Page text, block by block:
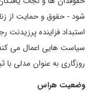
شود - حقوق و حمایت از
استبداد فزاینده
سیاست هایی اعمال می
روزگاری به عنوان مدلی
وضعیت هراس